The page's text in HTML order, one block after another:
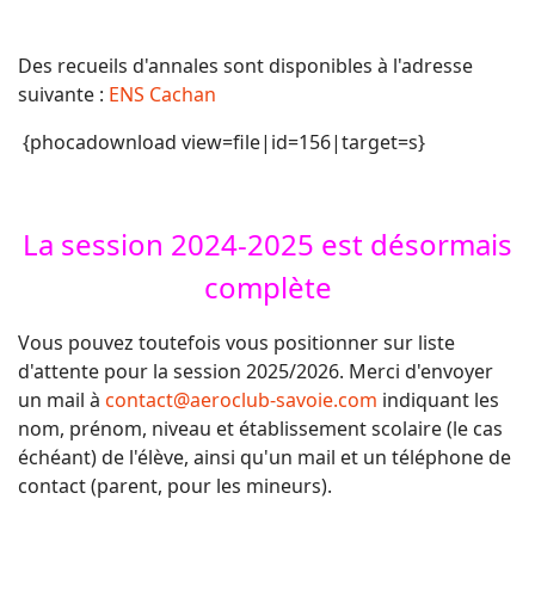
Des recueils d'annales sont disponibles à l'adresse
suivante : ENS Cachan
{phocadownload view=file|id=156|target=s}
La session 2024-2025 est désormais
complète
Vous pouvez toutefois vous positionner sur liste
d'attente pour la session 2025/2026. Merci d'envoyer
un mail à contact@aeroclub-savoie.com indiquant les
nom, prénom, niveau et établissement scolaire (le cas
échéant) de l'élève, ainsi qu'un mail et un téléphone de
contact (parent, pour les mineurs).